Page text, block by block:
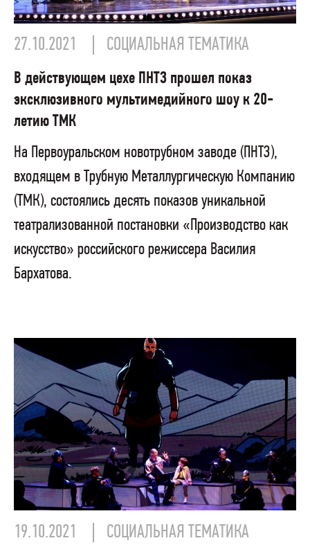
27.10.2021 СОЦИАЛЬНАЯ ТЕМАТИКА
В действующем цехе ПНТЗ прошел показ
эксклюзивного мультимедийного шоу к 20-
летию ТМК
На Первоуральском новотрубном заводе (ПНТЗ),
входящем в Трубную Металлургическую Компанию
(ТМК), состоялись десять показов уникальной
театрализованной постановки «Производство как
искусство» российского режиссера Василия
Бархатова.
19.10.2021 СОЦИАЛЬНАЯ ТЕМАТИКА